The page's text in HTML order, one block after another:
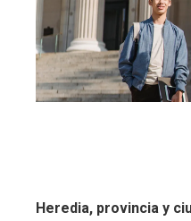
Heredia, provincia y